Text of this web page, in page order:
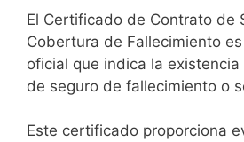
El Certificado de Contrato de
Cobertura de Fallecimiento
oficial que indica la
de seguro de fallecimiento o
Este certificado proporciona